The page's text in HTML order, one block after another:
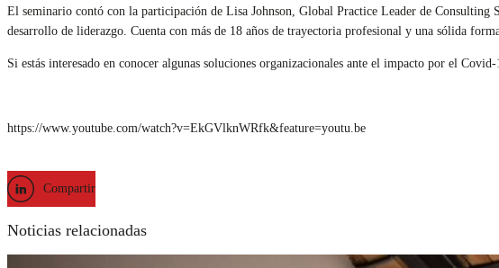
El seminario contó con la participación de Lisa Johnson, Global Practice Leader de
desarrollo de liderazgo. Cuenta con más de 18 años de trayectoria profesional y una sólida
Si estás interesado en conocer algunas soluciones organizacionales ante el impacto por el
https://www.youtube.com/watch?v=EkGVlknWRfk&feature=youtu.be
Compartir
Noticias relacionadas